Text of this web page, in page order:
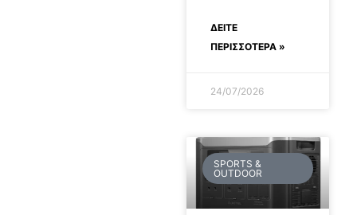
ΔΕΊΤΕ
ΠΕΡΙΣΣΟΤΕΡΑ »
24/07/2026
SPORTS &
OUTDOOR